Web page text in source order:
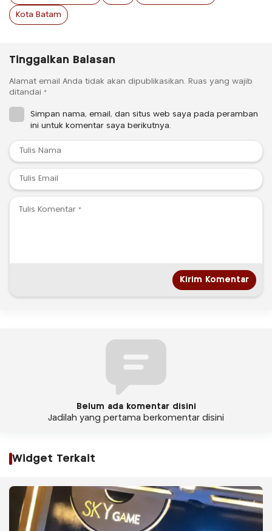
Kota Batam
Tinggalkan Balasan
Alamat email Anda tidak akan dipublikasikan. Ruas yang wajib
ditandai *
Simpan nama, email, dan situs web saya pada peramban
ini untuk komentar saya berikutnya.
Belum ada komentar disini
Jadilah yang pertama berkomentar disini
Widget Terkait